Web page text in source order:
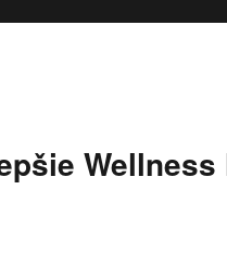
Wellness